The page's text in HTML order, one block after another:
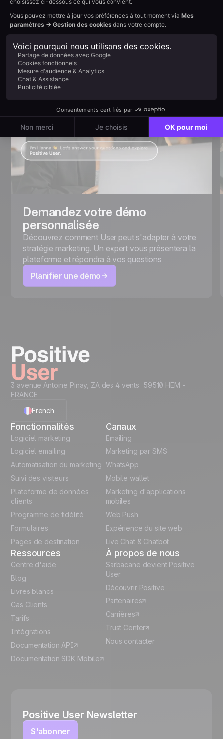
Demandez votre démo
personnalisée
Découvrez comment User peut s'adapter à votre
stratégie marketing. Un expert vous présentera la
plateforme et répondra à vos questions
Planifier une démo
3 avenue Antoine Pinay, ZA des 4 vents 59510 HEM -
FRANCE
French
English
German
Italian
Fonctionnalités
Logiciel marketing
Logiciel emailing
Automatisation du marketing
Suivi des visiteurs
Plateforme de données
clients
Programme de fidélité
Formulaires
Pages de destination
Canaux
Emailing
Marketing par SMS
WhatsApp
Mobile wallet
Marketing d'applications
mobiles
Web Push
Expérience du site web
Live Chat & Chatbot
Ressources
Centre d'aide
Blog
Livres blancs
Cas Clients
Tarifs
Intégrations
Documentation API
Documentation SDK Mobile
À propos de nous
Sarbacane devient Positive
User
Découvrir Positive
Partenaires
Carrières
Trust Center
Nous contacter
Positive User Newsletter
S'abonner